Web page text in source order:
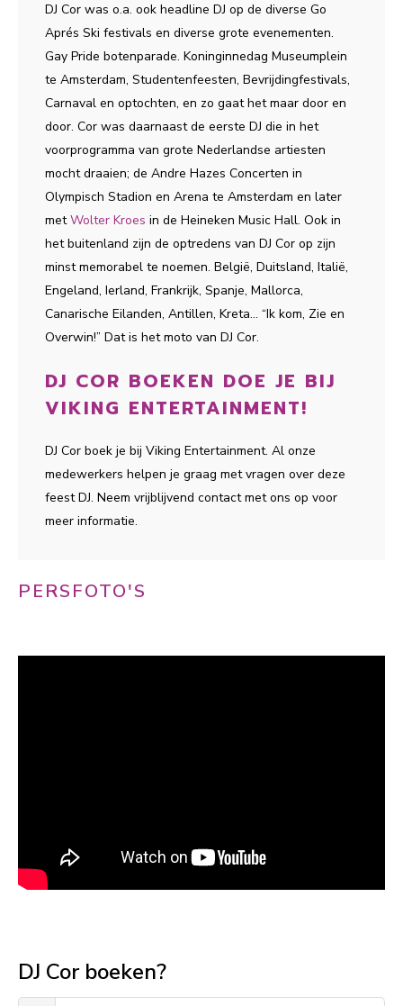
DJ Cor was o.a. ook headline DJ op de diverse Go
Aprés Ski festivals en diverse grote evenementen.
Gay Pride botenparade. Koninginnedag Museumplein
te Amsterdam, Studentenfeesten, Bevrijdingfestivals,
Carnaval en optochten, en zo gaat het maar door en
door. Cor was daarnaast de eerste DJ die in het
voorprogramma van grote Nederlandse artiesten
mocht draaien; de Andre Hazes Concerten in
Olympisch Stadion en Arena te Amsterdam en later
metWolter Kroes in de Heineken Music Hall. Ook in
het buitenland zijn de optredens van DJ Cor op zijn
minst memorabel te noemen. België, Duitsland, Italië,
Engeland, Ierland, Frankrijk, Spanje, Mallorca,
Canarische Eilanden, Antillen, Kreta… “Ik kom, Zie en
Overwin!” Dat is het moto van DJ Cor.
DJ COR BOEKEN DOE JE BIJ
VIKING ENTERTAINMENT!
DJ Cor boek je bij Viking Entertainment. Al onze
medewerkers helpen je graag met vragen over deze
feest DJ. Neem vrijblijvend contact met ons op voor
meer informatie.
PERSFOTO'S
DJ Cor boeken?